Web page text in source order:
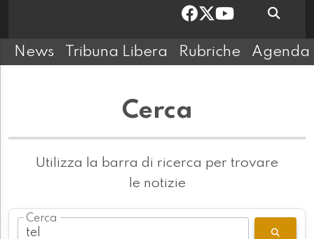
News Tribuna Libera Rubriche Agenda
Cerca
Utilizza la barra di ricerca per trovare
le notizie
Cerca